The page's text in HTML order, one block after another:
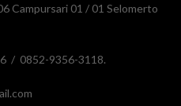
Campursari 01 / 01 Selomerto
/ 0852-9356-3118.